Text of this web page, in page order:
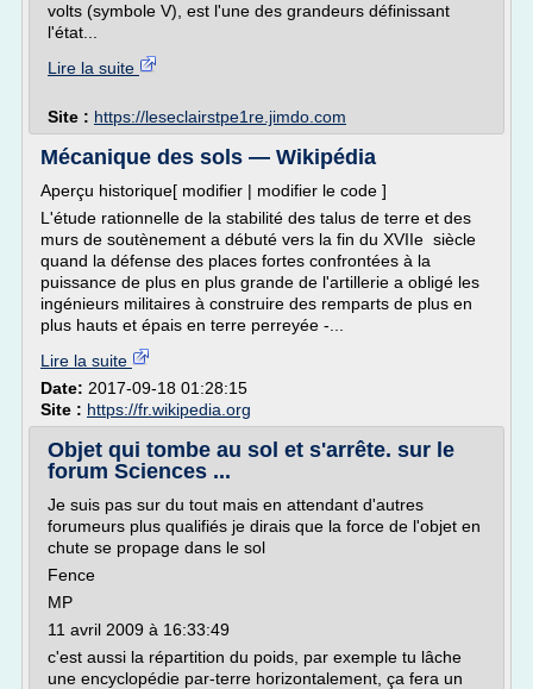
volts (symbole V), est l'une des grandeurs définissant
l'état...
Lire la suite
Site : https://leseclairstpe1re.jimdo.com
Mécanique des sols — Wikipédia
Aperçu historique[ modifier | modifier le code ]
L'étude rationnelle de la stabilité des talus de terre et des
murs de soutènement a débuté vers la fin du XVIIe siècle
quand la défense des places fortes confrontées à la
puissance de plus en plus grande de l'artillerie a obligé les
ingénieurs militaires à construire des remparts de plus en
plus hauts et épais en terre perreyée -...
Lire la suite
Date: 2017-09-18 01:28:15
Site : https://fr.wikipedia.org
Objet qui tombe au sol et s'arrête. sur le
forum Sciences ...
Je suis pas sur du tout mais en attendant d'autres
forumeurs plus qualifiés je dirais que la force de l'objet en
chute se propage dans le sol
Fence
MP
11 avril 2009 à 16:33:49
c'est aussi la répartition du poids, par exemple tu lâche
une encyclopédie par-terre horizontalement, ça fera un